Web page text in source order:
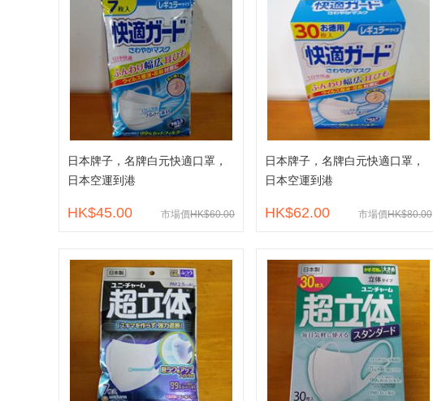
日本牌子，名牌白元快適口罩，
日本空運到港
市場價HK$60.00
HK$45.00
日本牌子，名牌白元快適口罩，
日本空運到港
市場價HK$80.00
HK$62.00